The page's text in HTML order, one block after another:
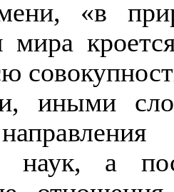
«в
иными
наук, а